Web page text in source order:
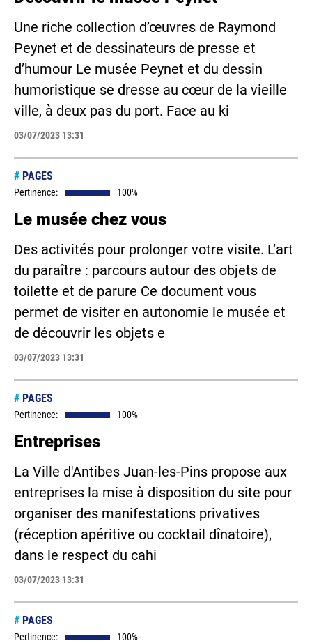
Une riche collection d’œuvres de Raymond
Peynet et de dessinateurs de presse et
d’humour Le musée Peynet et du dessin
humoristique se dresse au cœur de la vieille
ville, à deux pas du port. Face au ki
03/07/2023 13:31
# PAGES
Pertinence: 100%
Le musée chez vous
Des activités pour prolonger votre visite. L’art
du paraître : parcours autour des objets de
toilette et de parure Ce document vous
permet de visiter en autonomie le musée et
de découvrir les objets e
03/07/2023 13:31
# PAGES
Pertinence: 100%
Entreprises
La Ville d'Antibes Juan-les-Pins propose aux
entreprises la mise à disposition du site pour
organiser des manifestations privatives
(réception apéritive ou cocktail dînatoire),
dans le respect du cahi
03/07/2023 13:31
# PAGES
Pertinence: 100%